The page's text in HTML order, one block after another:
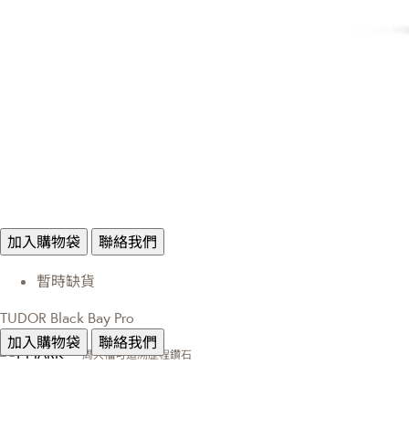
加入購物袋 聯絡我們
暫時缺貨
TUDOR Black Bay Pro
加入購物袋
聯絡我們
周大福可追溯歷程鑽石